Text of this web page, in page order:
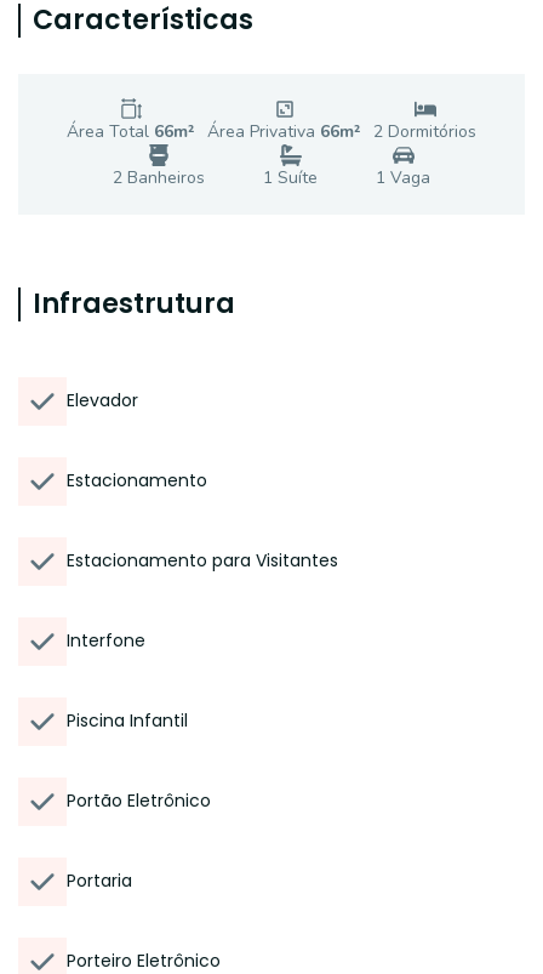
Características
Área Total 66m² Área Privativa 66m² 2 Dormitórios
2 Banheiros 1 Suíte 1 Vaga
Infraestrutura
Elevador
Estacionamento
Estacionamento para Visitantes
Interfone
Piscina Infantil
Portão Eletrônico
Portaria
Porteiro Eletrônico